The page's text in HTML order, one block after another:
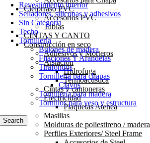
Revestimiento interior
Selladores, siliconas y adhesivos
Sin Categoría
Techo
Tornillería
Bulones de madera
Fijaciones Y Arandelas
Tirafondos
Tornillería para chapas
Clavos
Tornillería para madera
Tornillos para yeso y estructura
Search
Cielorraso PVC
Accesorios PVC
Tablas
CINTAS Y CANTO
Construcción en seco
Adhesivos y Morteros
Aislación
Hidrofuga
Termoacústica
Cintas y cantoneras
Electricidad
Plaquetas Atenea
Masillas
Molduras de poliestireno / madera
Perfiles Exteriores/ Steel Frame